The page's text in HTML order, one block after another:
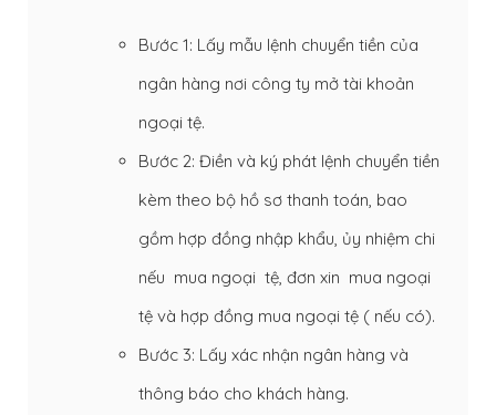
Bước 1: Lấy mẫu lệnh chuyển tiền của
ngân hàng nơi công ty mở tài khoản
ngoại tệ.
Bước 2: Điền và ký phát lệnh chuyển tiền
kèm theo bộ hồ sơ thanh toán, bao
gồm hợp đồng nhập khẩu, ủy nhiệm chi
nếu mua ngoại tệ, đơn xin mua ngoại
tệ và hợp đồng mua ngoại tệ ( nếu có).
Bước 3: Lấy xác nhận ngân hàng và
thông báo cho khách hàng.